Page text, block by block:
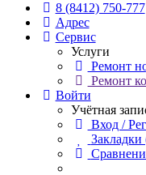
8 (8412) 750-777
Адрес
Сервис
Услуги
Ремонт
Ремонт
Войти
Учётная
Вход /
Закладки